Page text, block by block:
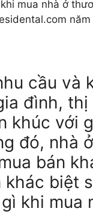
mua nhà ở
năm
cầu và
đình,
khúc với
đó, nhà
bán
khác biệt
khi mua